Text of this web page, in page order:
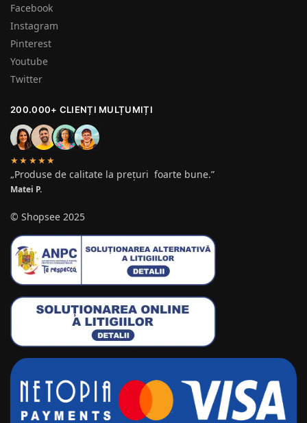
Facebook
Instagram
Pinterest
Youtube
Twitter
200.000+ CLIENȚI MULȚUMIȚI
★★★★★
„Produse de calitate la prețuri foarte bune.”
Matei P.
© Shopsee 2025